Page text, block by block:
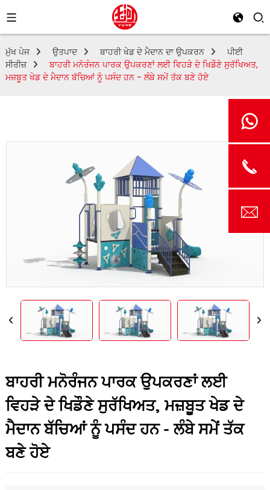
ਮੁੱਖ ਪੇਜ ਉਤਪਾਦ ਬਾਹਰੀ ਖੇਡ ਦੇ ਮੈਦਾਨ ਦਾ ਉਪਕਰਨ
ਪੀਈ
ਸੀਰੀਜ਼
ਬਾਹਰੀ ਮਨੋਰੰਜਨ ਪਾਰਕ ਉਪਕਰਣਾਂ ਲਈ ਵਿਹੜੇ ਦੇ ਖਿਡੌਣੇ ਸੁਰੱਖਿਅਤ,
ਮਜ਼ਬੂਤ ​​ਖੇਡ ਦੇ ਮੈਦਾਨ ਬੱਚਿਆਂ ਨੂੰ ਪਸੰਦ ਹਨ - ਲੰਬੇ ਸਮੇਂ ਤੱਕ ਬਣੇ ਹੋਏ
ਬਾਹਰੀ ਮਨੋਰੰਜਨ ਪਾਰਕ ਉਪਕਰਣਾਂ ਲਈ
ਵਿਹੜੇ ਦੇ ਖਿਡੌਣੇ ਸੁਰੱਖਿਅਤ, ਮਜ਼ਬੂਤ ​​ਖੇਡ ਦੇ
ਮੈਦਾਨ ਬੱਚਿਆਂ ਨੂੰ ਪਸੰਦ ਹਨ - ਲੰਬੇ ਸਮੇਂ ਤੱਕ
ਬਣੇ ਹੋਏ